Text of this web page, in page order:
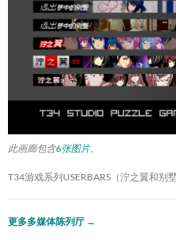
此画廊包含6张图片。
T34游戏系列USERBARS（泞之翼和别墅
更多多媒体陈列厅 →